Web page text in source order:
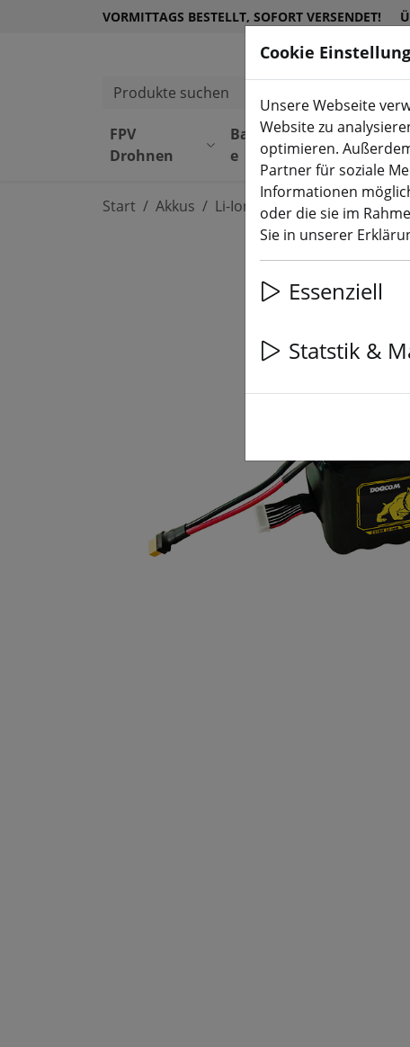
VORMITTAGS BESTELLT, SOFORT VERSENDET!
Produkte suchen
FPV
Drohnen
Bauteil
e
Equipmen
t
Start Akkus Li-Ion Akku Batterie
Cookie
Unsere Webseite
Website zu
optimieren.
Partner für soziale
Informationen
oder die sie im
Sie in unserer
Essenziell
Statstik &